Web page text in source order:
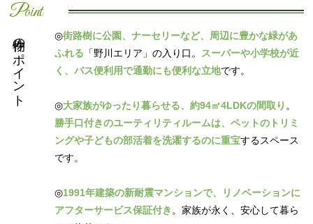
Point
物件のポイント ◎街路樹に公園、ナーセリーなど、周辺に豊かな緑があ
ふれる 「野川エリア」の入り口。
スーパーや小学校が近
く、バス便利用で通勤にも便利な立地です。
◎大家族がゆったり暮らせる、約94㎡4LDKの間取り 。
勝手口付きのユーティリティルームは、ペットのトリミ
ングや子どもの部活着を洗濯するのに重宝するスペース
です。
◎1991年建築の新耐震マンションで、リノベーションに
アフターサービス保証付き 。家族が永く、安心して暮ら